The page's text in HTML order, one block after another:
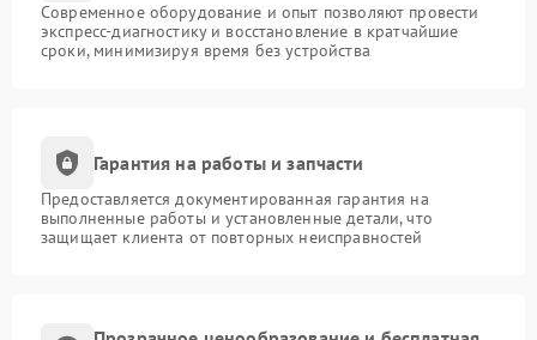
Современное оборудование и опыт позволяют провести
экспресс-диагностику и восстановление в кратчайшие
сроки, минимизируя время без устройства
Гарантия на работы и запчасти
Предоставляется документированная гарантия на
выполненные работы и установленные детали, что
защищает клиента от повторных неисправностей